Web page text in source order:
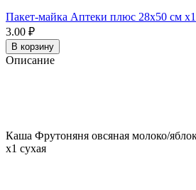
Пакет-майка Аптеки плюс 28х50 см x1
3.00 ₽
В корзину
Описание
Каша Фрутоняня овсяная молоко/
x1 сухая